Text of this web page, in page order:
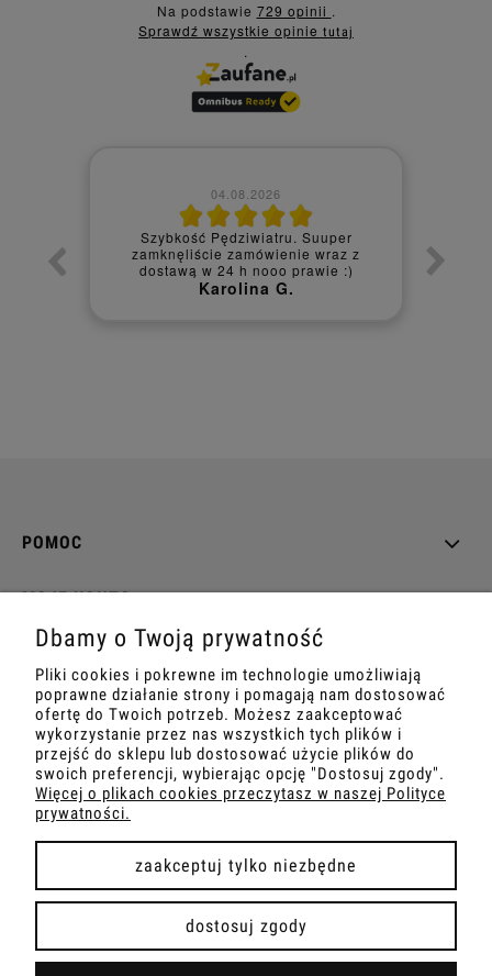
Na podstawie 729 opinii .
Sprawdź wszystkie opinie tutaj
.
Szybkość Pędziwiatru. Suuper
zamknęliście zamówienie wraz z
dostawą w 24 h nooo prawie :)
Produkt ok , bardzo
Agata
POMOC
MOJE KONTO
PŁATNOŚCI I DOSTAWA
INFORMACJE
O NAS
pokaż pełną wersję strony
Sklep internetowy Shoper Premium
Dbamy o Twoją prywatność
Pliki cookies i pokrewne im technologie umożliwiają
poprawne działanie strony i pomagają nam dostosować
ofertę do Twoich potrzeb. Możesz zaakceptować
wykorzystanie przez nas wszystkich tych plików i
przejść do sklepu lub dostosować użycie plików do
swoich preferencji, wybierając opcję "Dostosuj zgody".
Więcej o plikach cookies przeczytasz w naszej Polityce
prywatności.
zaakceptuj tylko niezbędne
dostosuj zgody